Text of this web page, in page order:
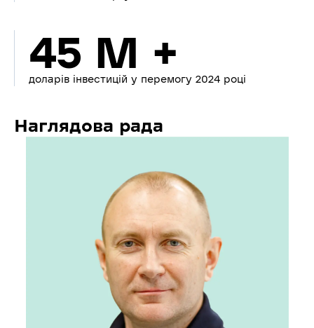
45 M +
доларів інвестицій у перемогу 2024 році
Наглядова рада